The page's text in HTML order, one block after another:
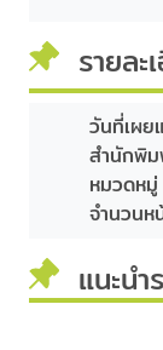
รายล
วันที่เผย
สำนักพิ
หมวดหมู่
จำนวนห
แนะน